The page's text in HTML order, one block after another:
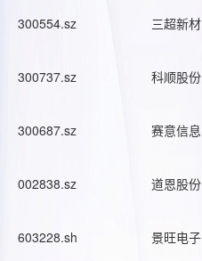
300554.sz 三超新材
300737.sz 科顺股份
300687.sz 赛意信息
002838.sz 道恩股份
603228.sh 景旺电子